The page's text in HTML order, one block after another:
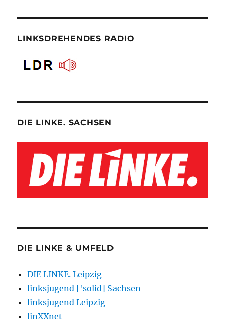
LINKSDREHENDES RADIO
DIE LINKE. SACHSEN
DIE LINKE & UMFELD
DIE LINKE. Leipzig
linksjugend ['solid] Sachsen
linksjugend Leipzig
linXXnet